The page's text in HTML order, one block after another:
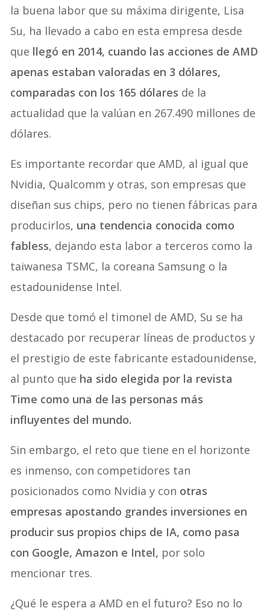
la buena labor que su máxima dirigente, Lisa
Su, ha llevado a cabo en esta empresa desde
que llegó en 2014, cuando las acciones de AMD
apenas estaban valoradas en 3 dólares,
comparadas con los 165 dólares de la
actualidad que la valúan en 267.490 millones de
dólares.
Es importante recordar que AMD, al igual que
Nvidia, Qualcomm y otras, son empresas que
diseñan sus chips, pero no tienen fábricas para
producirlos, una tendencia conocida como
fabless, dejando esta labor a terceros como la
taiwanesa TSMC, la coreana Samsung o la
estadounidense Intel.
Desde que tomó el timonel de AMD, Su se ha
destacado por recuperar líneas de productos y
el prestigio de este fabricante estadounidense,
al punto que ha sido elegida por la revista
Time como una de las personas más
influyentes del mundo.
Sin embargo, el reto que tiene en el horizonte
es inmenso, con competidores tan
posicionados como Nvidia y con otras
empresas apostando grandes inversiones en
producir sus propios chips de IA, como pasa
con Google, Amazon e Intel, por solo
mencionar tres.
¿Qué le espera a AMD en el futuro? Eso no lo